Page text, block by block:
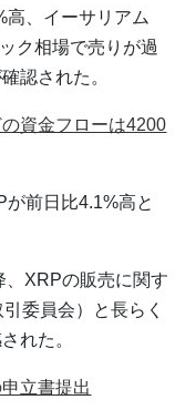
高、イーサリアム
ク相場で売りが過
認された。
資金フローは4200
前日比4.1%高と
、XRPの販売に関す
委員会）と長らく
れた。
立書提出